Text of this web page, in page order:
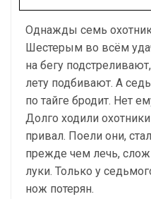
Однажды семь
Шестерым во всём
на бегу
ле­ту подбивают. А
по тайге бродит. Нет
Долго ходили охотники
привал. Поели они,
прежде чем лечь,
луки. Только у
нож потерян.